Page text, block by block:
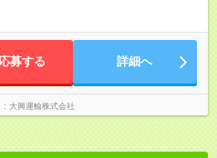
勤有・夜勤有・残業有 ※22:00~翌
応募する 詳細へ
大興運輸株式会社